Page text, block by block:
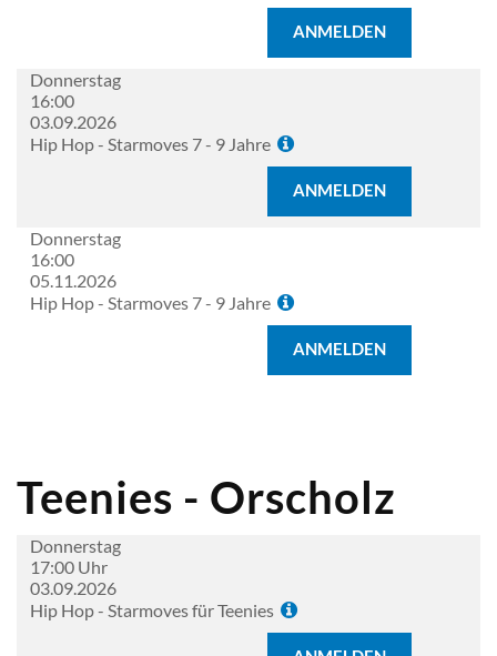
ANMELDEN
Donnerstag
16:00
03.09.2026
Hip Hop - Starmoves 7 - 9 Jahre
ANMELDEN
Donnerstag
16:00
05.11.2026
Hip Hop - Starmoves 7 - 9 Jahre
ANMELDEN
Teenies - Orscholz
Donnerstag
17:00 Uhr
03.09.2026
Hip Hop - Starmoves für Teenies